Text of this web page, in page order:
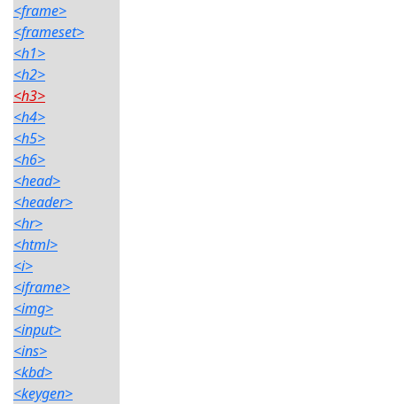
<frame>
<frameset>
<h1>
<h2>
<h3>
<h4>
<h5>
<h6>
<head>
<header>
<hr>
<html>
<i>
<iframe>
<img>
<input>
<ins>
<kbd>
<keygen>